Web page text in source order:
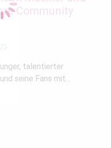
Community
talentierter
seine Fans mit…